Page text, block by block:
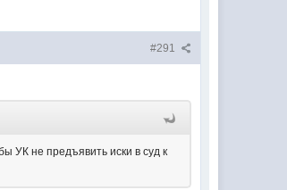
#291
УК не предъявить иски в суд к